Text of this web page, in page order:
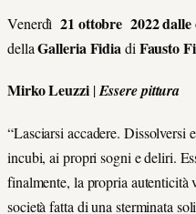
Venerdì21 ottobre 2022 dalle
dellaGalleria Fidia di Fausto
Mirko Leuzzi |Essere pittura
“Lasciarsi accadere. Dissolversi
incubi, ai propri sogni e deliri.
finalmente, la propria
società fatta di una sterminata